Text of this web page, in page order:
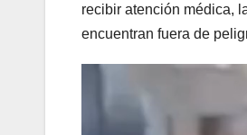
recibir atención médica,
encuentran fuera de